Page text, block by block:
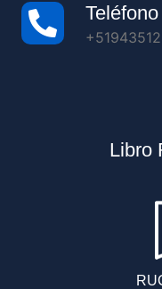
Teléfono
Libro